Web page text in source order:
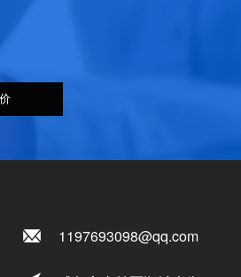
1197693098@qq.com